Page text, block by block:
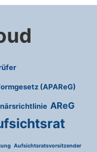
(APAReG)
AReG
Aufsichtsratsvorsitzender